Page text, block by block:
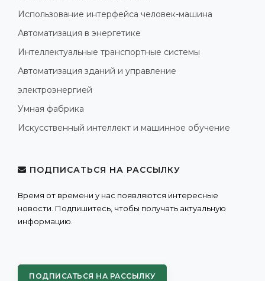
Использование интерфейса человек-машина
Автоматизация в энергетике
Интеллектуальные транспортные системы
Автоматизация зданий и управление
электроэнергией
Умная фабрика
Искусственный интеллект и машинное обучение
ПОДПИСАТЬСЯ НА РАССЫЛКУ
Время от времени у нас появляются интересные
новости. Подпишитесь, чтобы получать актуальную
информацию.
ПОДПИСАТЬСЯ НА РАССЫЛКУ